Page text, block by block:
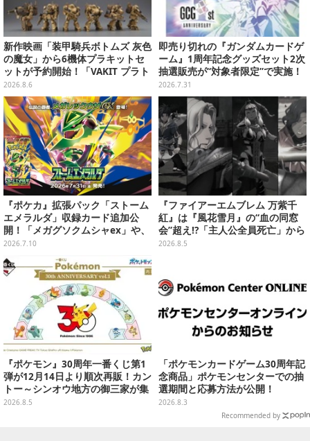
新作映画「装甲騎兵ボトムズ 灰色
の魔女」から6機体プラキットセ
ットが予約開始！「VAKIT プラト
ーン」第1弾、各部関節可動仕様
2026.8.6
即売り切れの『ガンダムカードゲ
ーム』1周年記念グッズセット2次
抽選販売が“対象者限定”で実施！
プレバン全会員向け3次抽選も
2026.7.31
『ポケカ』拡張パック「ストーム
エメラルダ」収録カード追加公
開！「メガグソクムシャex」や、
2枚1組で使うスタジアムがさらに
登場
2026.7.10
『ファイアーエムブレム 万紫千
紅』は『風花雪月』の“血の同窓
会”超え!?「主人公全員死亡」から
始まる物語は、様々なシリーズ作
2026.8.5
『ポケモン』30周年一番くじ第1
弾が12月14日より順次再販！カン
トー～シンオウ地方の御三家が集
まった時計、ぬいぐるみなど記念
2026.8.5
「ポケモンカードゲーム30周年記
念商品」ポケモンセンターでの抽
選期間と応募方法が公開！
2026.8.3
Recommended by